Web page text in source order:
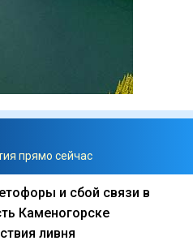
прямо сейчас
и сбой связи в
Каменогорске
ливня